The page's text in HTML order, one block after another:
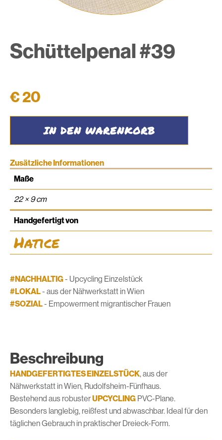
Schüttelpenal #39
€20
IN DEN WARENKORB
Zusätzliche Informationen
Maße
22 × 9 cm
Handgefertigt von
Hatice
#NACHHALTIG- Upcycling Einzelstück
#LOKAL- aus der Nähwerkstatt in Wien
#SOZIAL- Empowerment migrantischer Frauen
Beschreibung
HANDGEFERTIGTES EINZELSTÜCK, aus der
Nähwerkstatt in Wien, Rudolfsheim-Fünfhaus.
Bestehend aus robusterUPCYCLING PVC-Plane.
Besonders langlebig, reißfest und abwaschbar. Ideal für den
täglichen Gebrauch in praktischer Dreieck-Form.